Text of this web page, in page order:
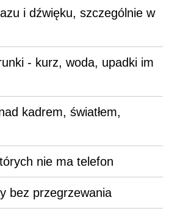
i dźwięku, szczególnie w
- kurz, woda, upadki im
kadrem, światłem,
nie ma telefon
bez przegrzewania